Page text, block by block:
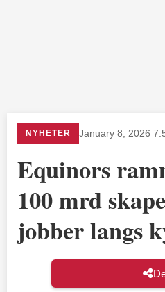
NYHETER January 8, 2026
Equinors
100 mrd
jobber langs